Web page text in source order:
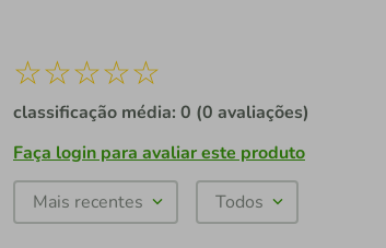
☆☆☆☆☆
classificação média: 0 (0 avaliações)
Faça login para avaliar este produto
Mais recentes Todos